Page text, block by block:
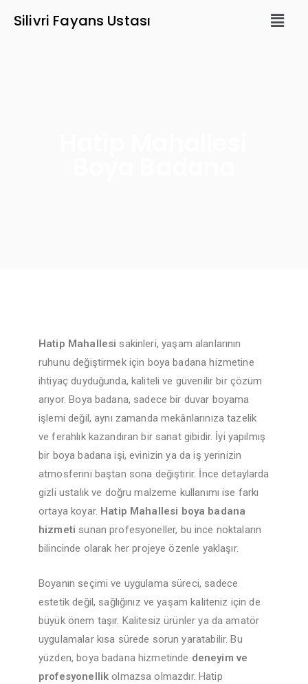
Silivri Fayans Ustası
Hatip Mahallesi sakinleri, yaşam alanlarının
ruhunu değiştirmek için boya badana hizmetine
ihtiyaç duyduğunda, kaliteli ve güvenilir bir çözüm
arıyor. Boya badana, sadece bir duvar boyama
işlemi değil, aynı zamanda mekânlarınıza tazelik
ve ferahlık kazandıran bir sanat gibidir. İyi yapılmış
bir boya badana işi, evinizin ya da iş yerinizin
atmosferini baştan sona değiştirir. İnce detaylarda
gizli ustalık ve doğru malzeme kullanımı ise farkı
ortaya koyar. Hatip Mahallesi boya badana
hizmeti sunan profesyoneller, bu ince noktaların
bilincinde olarak her projeye özenle yaklaşır.
Boyanın seçimi ve uygulama süreci, sadece
estetik değil, sağlığınız ve yaşam kaliteniz için de
büyük önem taşır. Kalitesiz ürünler ya da amatör
uygulamalar kısa sürede sorun yaratabilir. Bu
yüzden, boya badana hizmetinde deneyim ve
profesyonellik olmazsa olmazdır. Hatip